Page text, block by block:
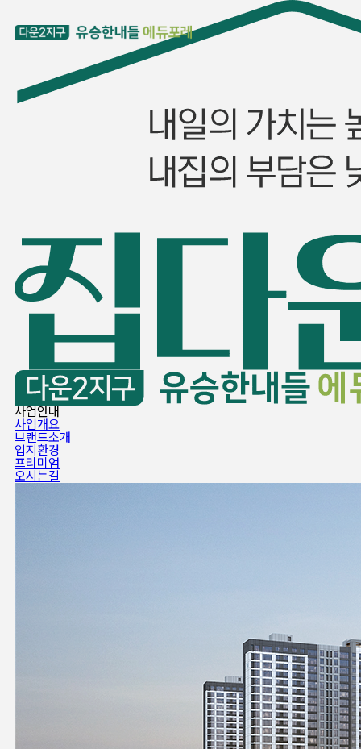
사업안내
사업개요
브랜드소개
입지환경
프리미엄
오시는길